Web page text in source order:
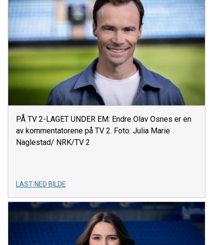
PÅ TV 2-LAGET UNDER EM: Endre Olav Osnes er en
av kommentatorene på TV 2. Foto: Julia Marie
Naglestad/ NRK/TV 2
LAST NED BILDE